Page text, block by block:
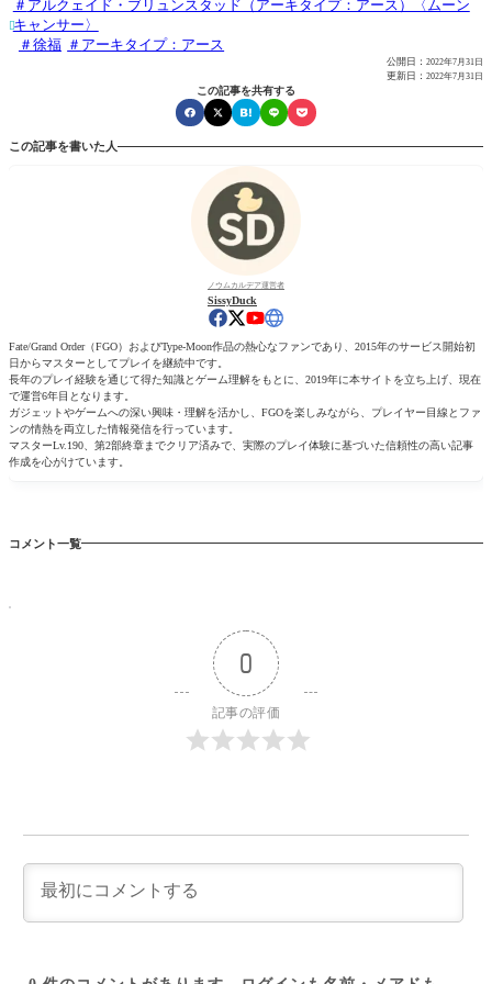

アルクェイド・ブリュンスタッド（アーキタイプ：アース）〈ムーン
キャンサー〉
徐福
アーキタイプ：アース
公開日： 2022年7月31日
更新日： 2022年7月31日
この記事を共有する
この記事を書いた人
ノウムカルデア運営者
SissyDuck
Fate/Grand Order（FGO）およびType-Moon作品の熱心なファンであり、2015年のサービス開始初
日からマスターとしてプレイを継続中です。
長年のプレイ経験を通じて得た知識とゲーム理解をもとに、2019年に本サイトを立ち上げ、現在
で運営6年目となります。
ガジェットやゲームへの深い興味・理解を活かし、FGOを楽しみながら、プレイヤー目線とファ
ンの情熱を両立した情報発信を行っています。
マスターLv.190、第2部終章までクリア済みで、実際のプレイ体験に基づいた信頼性の高い記事
作成を心がけています。
コメント一覧
0
記事の評価